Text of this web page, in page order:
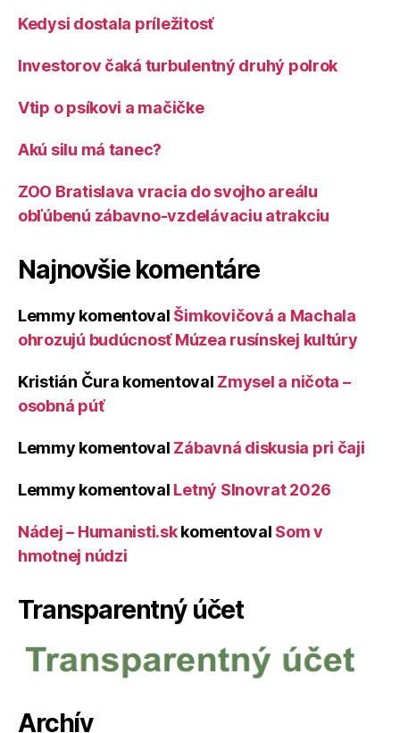
Kedysi dostala príležitosť
Investorov čaká turbulentný druhý polrok
Vtip o psíkovi a mačičke
Akú silu má tanec?
ZOO Bratislava vracia do svojho areálu
obľúbenú zábavno-vzdelávaciu atrakciu
Najnovšie komentáre
Lemmy komentoval Šimkovičová a Machala
ohrozujú budúcnosť Múzea rusínskej kultúry
Kristián Čura komentoval Zmysel a ničota –
osobná púť
Lemmy komentoval Zábavná diskusia pri čaji
Lemmy komentoval Letný Slnovrat 2026
Nádej – Humanisti.skkomentoval Som v
hmotnej núdzi
Transparentný účet
Archív